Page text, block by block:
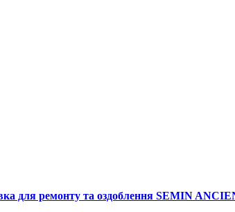
для ремонту та оздоблення SEMIN